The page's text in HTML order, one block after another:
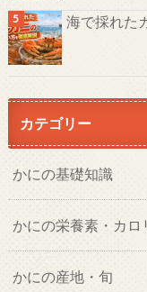
海で採れた
カテゴリー
かにの基礎知識
かにの栄養素・カロ
かにの産地・旬